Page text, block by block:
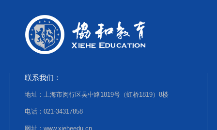
联系我们：
地址：上海市闵行区吴中路1819号（虹桥1819）8楼
电话：021-34317858
网址：www.xieheedu.cn